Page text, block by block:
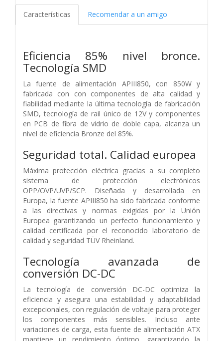
Características Recomendar a un amigo
Eficiencia 85% nivel bronce.
Tecnología SMD
La fuente de alimentación APIII850, con 850W y
fabricada con con componentes de alta calidad y
fiabilidad mediante la última tecnología de fabricación
SMD, tecnología de rail único de 12V y componentes
en PCB de fibra de vidrio de doble capa, alcanza un
nivel de eficiencia Bronze del 85%.
Seguridad total. Calidad europea
Máxima protección eléctrica gracias a su completo
sistema de protección electrónicos
OPP/OVP/UVP/SCP. Diseñada y desarrollada en
Europa, la fuente APIII850 ha sido fabricada conforme
a las directivas y normas exigidas por la Unión
Europea garantizando un perfecto funcionamiento y
calidad certificada por el reconocido laboratorio de
calidad y seguridad TÜV Rheinland.
Tecnología avanzada de
conversión DC-DC
La tecnología de conversión DC-DC optimiza la
eficiencia y asegura una estabilidad y adaptabilidad
excepcionales, con regulación de voltaje para proteger
los componentes más sensibles. Incluso ante
variaciones de carga, esta fuente de alimentación ATX
mantiene un rendimiento óptimo, garantizando la